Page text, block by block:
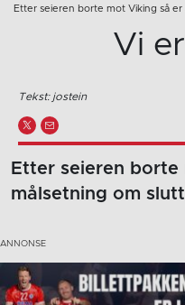
Etter seieren borte mot Viking så
Vi
Tekst: jostein
Etter seieren
målsetning om